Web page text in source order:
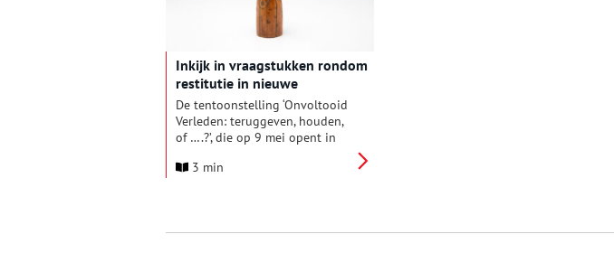
Inkijk in vraagstukken rondom
restitutie in nieuwe
tentoonstelling
Wereldmuseum
De tentoonstelling ‘Onvoltooid
Verleden: teruggeven, houden,
of ….?’, die op 9 mei opent in
biedt een diepgaande blik op
restitutie ervan. Bezoekers
3 min